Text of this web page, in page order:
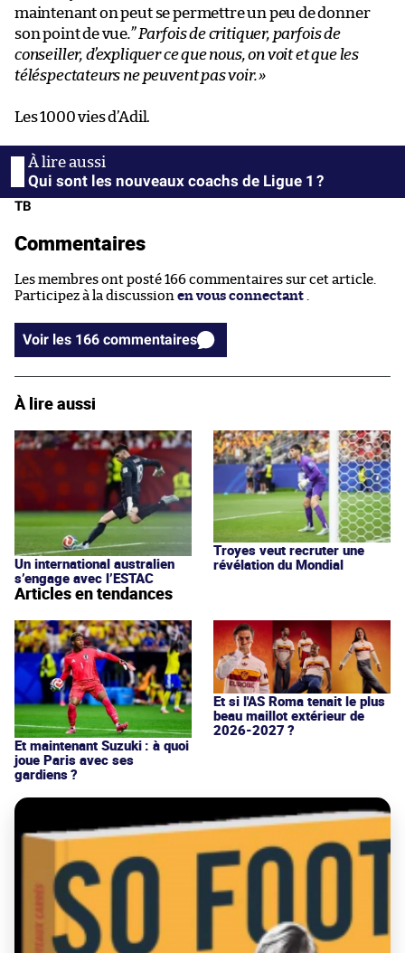
maintenant on peut se permettre un peu de donner
son point de vue.” Parfois de critiquer, parfois de
conseiller, d’expliquer ce que nous, on voit et que les
téléspectateurs ne peuvent pas voir.»
Les 1000 vies d’Adil.
Qui sont les nouveaux coachs de Ligue 1 ?
TB
Commentaires
Les membres ont posté 166 commentaires sur cet article.
Participez à la discussion en vous connectant
Voir les 166 commentaires
À lire aussi
Un international australien
s’engage avec l’ESTAC
Troyes veut recruter une
révélation du Mondial
Articles en tendances
Et maintenant Suzuki : à quoi
joue Paris avec ses
gardiens ?
Et si l'AS Roma tenait le plus
beau maillot extérieur de
2026-2027 ?